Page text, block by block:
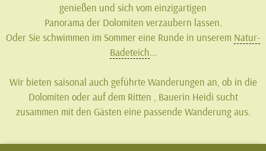
genießen und sich vom einzigartigen
Panorama der Dolomiten verzaubern lassen.
Oder Sie schwimmen im Sommer eine Runde in unserem Natur-
Badeteich...
Wir bieten saisonal auch geführte Wanderungen an, ob in die
Dolomiten oder auf dem Ritten , Bauerin Heidi sucht
zusammen mit den Gästen eine passende Wanderung aus.